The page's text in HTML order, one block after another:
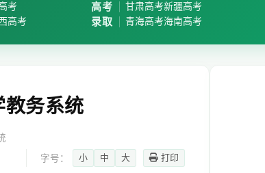
考
高考
高考 甘肃高考新疆高考
录取 青海高考海南高考
务系统
字号：
小 中 大 打印